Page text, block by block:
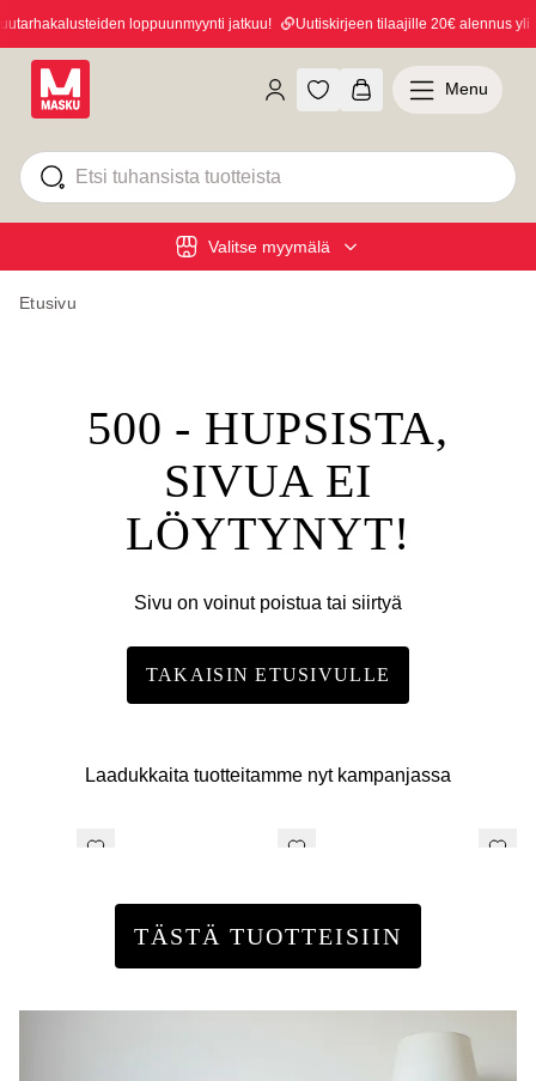
loppuunmyynti jatkuu! Uutiskirjeen tilaajille 20€ alennus yli
Valitse myymälä
Menu
Etusivu
500 - HUPSISTA,
SIVUA EI
LÖYTYNYT!
Sivu on voinut poistua tai siirtyä
TAKAISIN ETUSIVULLE
Laadukkaita tuotteitamme nyt kampanjassa
TÄSTÄ TUOTTEISIIN